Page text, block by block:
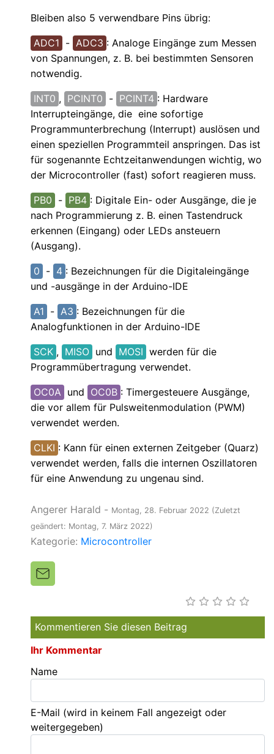
Bleiben also 5 verwendbare Pins übrig:
ADC1 - ADC3 : Analoge Eingänge zum Messen
von Spannungen, z. B. bei bestimmten Sensoren
notwendig.
INT0 , PCINT0 - PCINT4 : Hardware
Interrupteingänge, die eine sofortige
Programmunterbrechung (Interrupt) auslösen und
einen speziellen Programmteil anspringen. Das ist
für sogenannte Echtzeitanwendungen wichtig, wo
der Microcontroller (fast) sofort reagieren muss.
PB0 - PB4 : Digitale Ein- oder Ausgänge, die je
nach Programmierung z. B. einen Tastendruck
erkennen (Eingang) oder LEDs ansteuern
(Ausgang).
0 - 4 : Bezeichnungen für die Digitaleingänge
und -ausgänge in der Arduino-IDE
A1 - A3 : Bezeichnungen für die
Analogfunktionen in der Arduino-IDE
SCK , MISO und MOSI werden für die
Programmübertragung verwendet.
OC0A und OC0B : Timergesteuere Ausgänge,
die vor allem für Pulsweitenmodulation (PWM)
verwendet werden.
CLKI : Kann für einen externen Zeitgeber (Quarz)
verwendet werden, falls die internen Oszillatoren
für eine Anwendung zu ungenau sind.
Angerer Harald - Montag, 28. Februar 2022 (Zuletzt
geändert: Montag, 7. März 2022)
Kategorie: Microcontroller
Kommentieren Sie diesen Beitrag
Ihr Kommentar
Name
E-Mail (wird in keinem Fall angezeigt oder
weitergegeben)